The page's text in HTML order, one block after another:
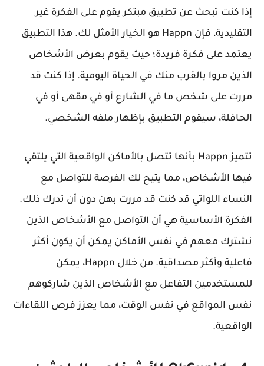
إذا كنت تبحث عن تطبيق مبتكر يقوم على الفكرة غير
التقليدية، فإن Happn هو الخيار الأمثل لك. هذا التطبيق
يعتمد على فكرة فريدة؛ حيث يقوم بعرض الأشخاص
الذين مروا بالقرب منك في الحياة اليومية. إذا كنت قد
مررت على شخص ما في الشارع أو في مقهى أو في
الحافلة، سيقوم التطبيق بإظهار ملفه الشخصي.
تتميز Happn بأنها تتصل بالأماكن الواقعية التي يلتقي
فيها الأشخاص، مما يتيح لك الفرصة للتواصل مع
النساء اللواتي قد كنت قد مررت بهن دون أن تدرك ذلك.
الفكرة الأساسية هي أن التواصل مع الأشخاص الذين
نشترك معهم في نفس الأماكن يمكن أن يكون أكثر
فاعلية وأكثر مصداقية. من خلال Happn، يمكن
للمستخدمين التفاعل مع الأشخاص الذين شاركوهم
نفس المواقع في نفس الوقت، مما يعزز فرص اللقاءات
الواقعية.